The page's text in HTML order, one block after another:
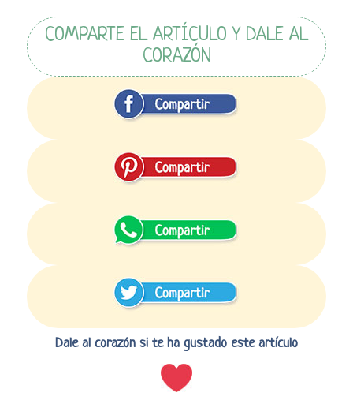
COMPARTE EL ARTÍCULO Y DALE AL
CORAZÓN
Dale al corazón si te ha gustado este artículo